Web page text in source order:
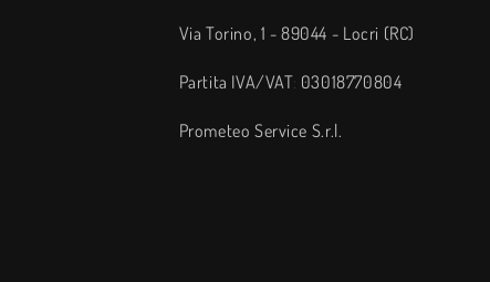
Via Torino, 1 - 89044 - Locri (RC)
Partita IVA/VAT: 03018770804
Prometeo Service S.r.l.